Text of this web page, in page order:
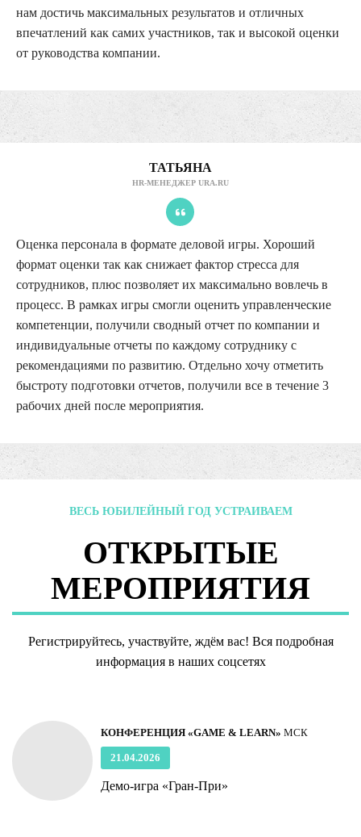
нам достичь максимальных результатов и отличных
впечатлений как самих участников, так и высокой оценки
от руководства компании.
ТАТЬЯНА
HR-МЕНЕДЖЕР URA.RU
Оценка персонала в формате деловой игры. Хороший
формат оценки так как снижает фактор стресса для
сотрудников, плюс позволяет их максимально вовлечь в
процесс. В рамках игры смогли оценить управленческие
компетенции, получили сводный отчет по компании и
индивидуальные отчеты по каждому сотруднику с
рекомендациями по развитию. Отдельно хочу отметить
быстроту подготовки отчетов, получили все в течение 3
рабочих дней после мероприятия.
ВЕСЬ ЮБИЛЕЙНЫЙ ГОД УСТРАИВАЕМ
ОТКРЫТЫЕ
МЕРОПРИЯТИЯ
Регистрируйтесь, участвуйте, ждём вас! Вся подробная
информация в наших соцсетях
КОНФЕРЕНЦИЯ «GAME & LEARN» МСК
21.04.2026
Демо-игра «Гран-При»